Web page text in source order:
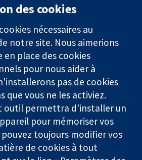
13 Cavendish
Square
Londres
Uni
nous
Actualités
Service de
presse
Qui sommes-
nous
Offres
d'emploi
Library
des cookies
nécessaires au
notre site. Nous aimerions
place des cookies
pour nous aider à
pas de cookies
que vous ne les activiez.
outil permettra d'installer un
pour mémoriser vos
pouvez toujours modifier vos
de cookies à tout